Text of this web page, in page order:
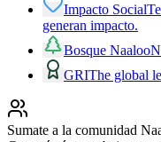
Impacto Social
generan impacto.
Bosque Naaloo
GRIThe global
Sumate a la comunidad